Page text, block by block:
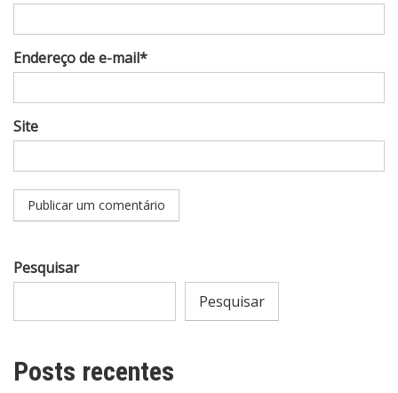
Endereço de e-mail*
Site
Pesquisar
Pesquisar
Posts recentes